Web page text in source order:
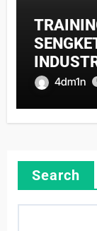
4dm1n
Search